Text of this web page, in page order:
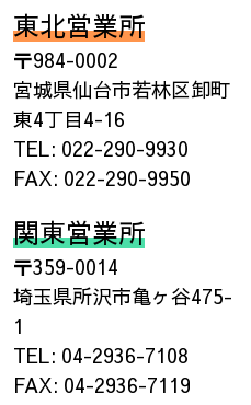
東北営業所
〒984-0002
宮城県仙台市若林区卸町
東4丁目4-16
TEL: 022-290-9930
FAX: 022-290-9950
関東営業所
〒359-0014
埼玉県所沢市亀ヶ谷475-
1
TEL: 04-2936-7108
FAX: 04-2936-7119